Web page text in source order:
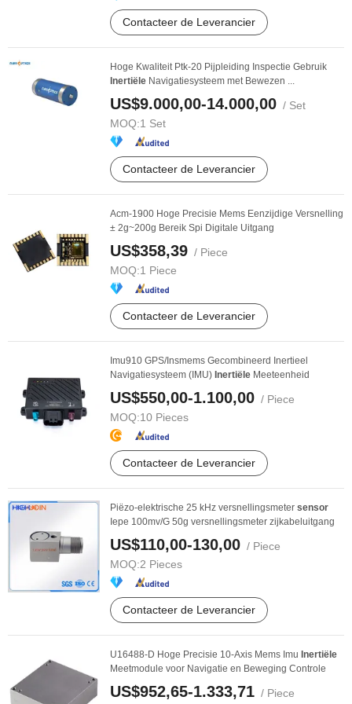
Contacteer de Leverancier
Hoge Kwaliteit Ptk-20 Pijpleiding Inspectie Gebruik
Inertiële Navigatiesysteem met Bewezen ...
US$9.000,00-14.000,00 / Set
MOQ:1 Set
Contacteer de Leverancier
Acm-1900 Hoge Precisie Mems Eenzijdige Versnelling
± 2g~200g Bereik Spi Digitale Uitgang
US$358,39 / Piece
MOQ:1 Piece
Contacteer de Leverancier
Imu910 GPS/Insmems Gecombineerd Inertieel
Navigatiesysteem (IMU) Inertiële Meeteenheid
US$550,00-1.100,00 / Piece
MOQ:10 Pieces
Contacteer de Leverancier
Piëzo-elektrische 25 kHz versnellingsmeter sensor
Iepe 100mv/G 50g versnellingsmeter zijkabeluitgang
US$110,00-130,00 / Piece
MOQ:2 Pieces
Contacteer de Leverancier
U16488-D Hoge Precisie 10-Axis Mems Imu Inertiële
Meetmodule voor Navigatie en Beweging Controle
US$952,65-1.333,71 / Piece